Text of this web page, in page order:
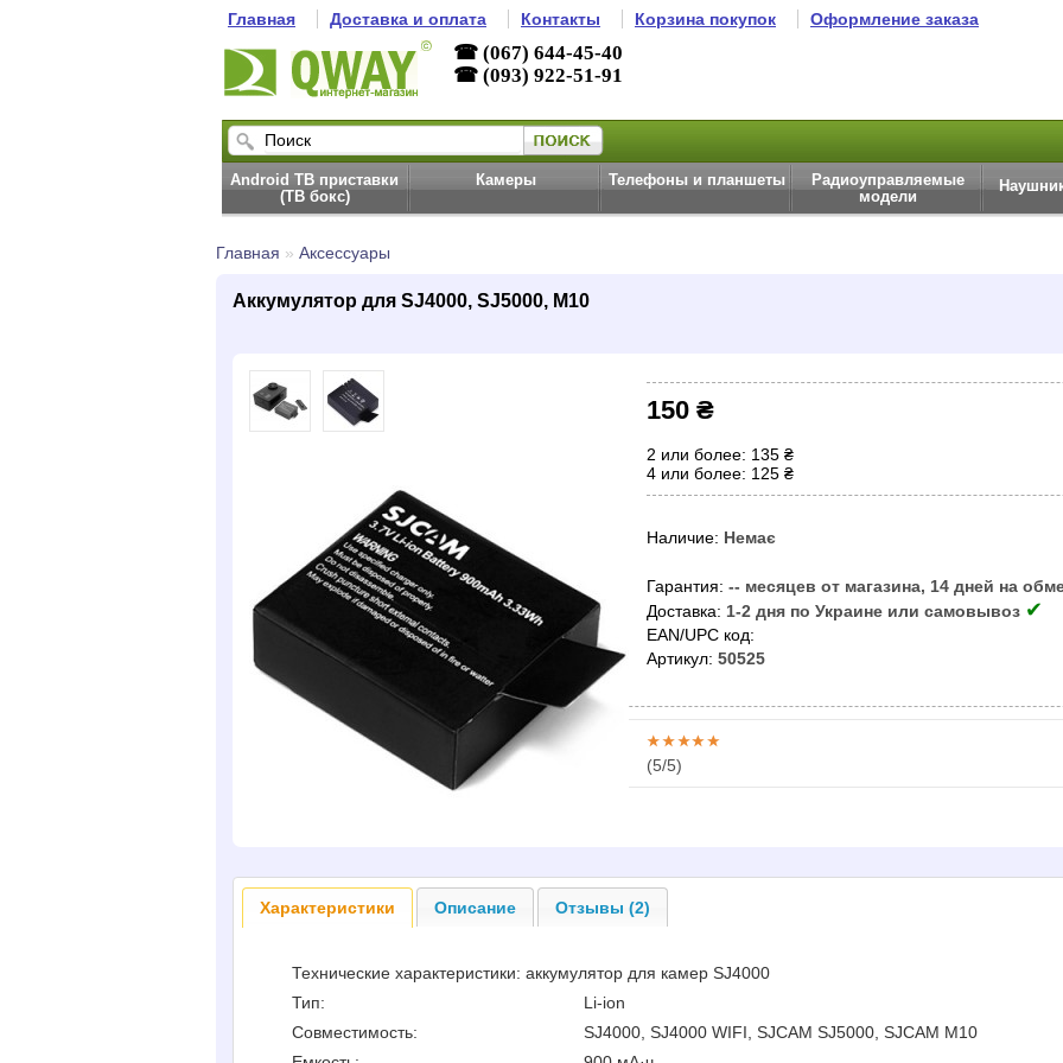
Главная Доставка и оплата Контакты Корзина покупок Оформление заказа
☎ (067) 644-45-40
☎ (093) 922-51-91
Android ТВ приставки
(ТВ бокс)
Камеры Телефоны и планшеты
Радиоуправляемые
модели
Главная » Аксессуары
Аккумулятор для SJ4000, SJ5000, M10
150 ₴
2 или более: 135 ₴
4 или более: 125 ₴
Наличие: Немає
Гарантия: -- месяцев от магазина, 14 дней на
Доставка: 1-2 дня по Украине или самовывоз ✔
EAN/UPC код:
Артикул: 50525
(5/5)
Характеристики Описание Отзывы (2)
Технические характеристики: аккумулятор для камер SJ4000
Тип:
Li-ion
Совместимость:
SJ4000, SJ4000 WIFI, SJCAM SJ5000, SJCAM M10